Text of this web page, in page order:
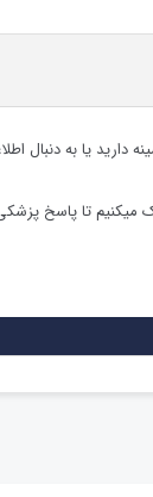
دارید یا به دنبال
میکنیم تا پاسخ